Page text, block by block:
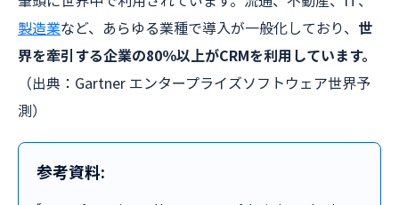
製造業など、あらゆる業種で導入が一般化しており、 世
界を牽引する企業の80％以上がCRMを利用しています。
（出典：Gartner エンタープライズソフトウェア世界予
測）
参考資料: